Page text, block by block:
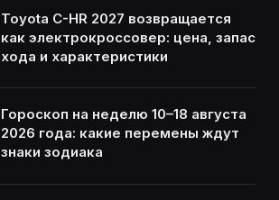
Toyota C-HR 2027 возвращается
как электрокроссовер: цена, запас
хода и характеристики
Гороскоп на неделю 10–18 августа
2026 года: какие перемены ждут
знаки зодиака